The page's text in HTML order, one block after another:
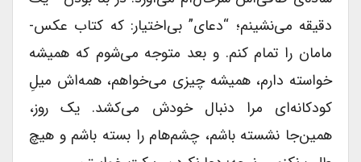
دقیقه می‌نشینم؛ “دعای” بی‌اختیار: که کتاب عکس-
مامان را تمام کنم. و بعد متوجه می‌شوم که همیشه
خواسته دارم، همیشه چیزی می‌خواهم، همه‌اش میلِ
کودکانه‌ای‌ مرا دنبال خودش می‌کشد. یک روز،
همین‌جا نشسته باشم، چشم‌هام را بسته باشم و هیچ